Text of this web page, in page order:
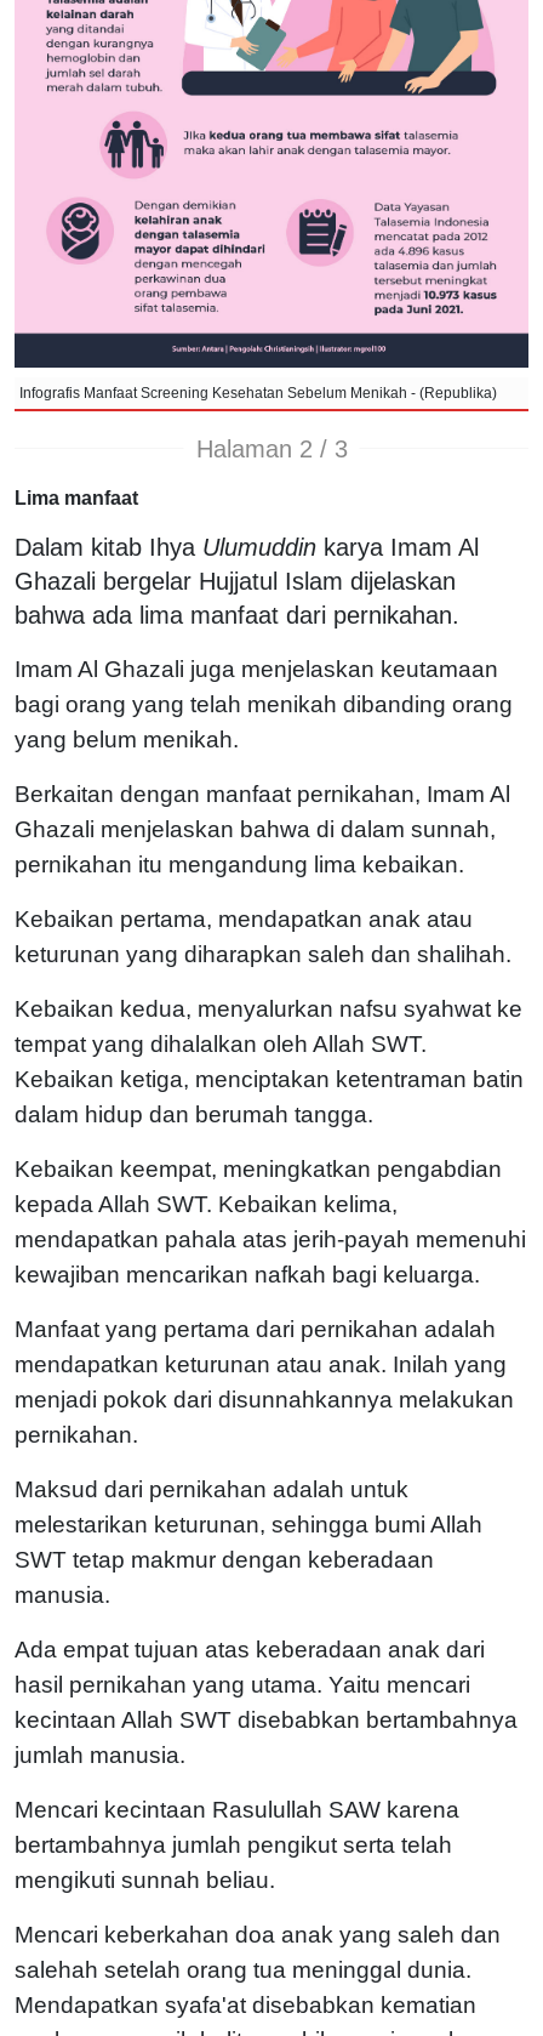
Infografis Manfaat Screening Kesehatan Sebelum Menikah - (Republika)
Halaman 2 / 3
Lima manfaat
Dalam kitab Ihya Ulumuddin karya Imam Al
Ghazali bergelar Hujjatul Islam dijelaskan
bahwa ada lima manfaat dari pernikahan.
Imam Al Ghazali juga menjelaskan keutamaan
bagi orang yang telah menikah dibanding orang
yang belum menikah.
Berkaitan dengan manfaat pernikahan, Imam Al
Ghazali menjelaskan bahwa di dalam sunnah,
pernikahan itu mengandung lima kebaikan.
Kebaikan pertama, mendapatkan anak atau
keturunan yang diharapkan saleh dan shalihah.
Kebaikan kedua, menyalurkan nafsu syahwat ke
tempat yang dihalalkan oleh Allah SWT.
Kebaikan ketiga, menciptakan ketentraman batin
dalam hidup dan berumah tangga.
Kebaikan keempat, meningkatkan pengabdian
kepada Allah SWT. Kebaikan kelima,
mendapatkan pahala atas jerih-payah memenuhi
kewajiban mencarikan nafkah bagi keluarga.
Manfaat yang pertama dari pernikahan adalah
mendapatkan keturunan atau anak. Inilah yang
menjadi pokok dari disunnahkannya melakukan
pernikahan.
Maksud dari pernikahan adalah untuk
melestarikan keturunan, sehingga bumi Allah
SWT tetap makmur dengan keberadaan
manusia.
Ada empat tujuan atas keberadaan anak dari
hasil pernikahan yang utama. Yaitu mencari
kecintaan Allah SWT disebabkan bertambahnya
jumlah manusia.
Mencari kecintaan Rasulullah SAW karena
bertambahnya jumlah pengikut serta telah
mengikuti sunnah beliau.
Mencari keberkahan doa anak yang saleh dan
salehah setelah orang tua meninggal dunia.
Mendapatkan syafa'at disebabkan kematian